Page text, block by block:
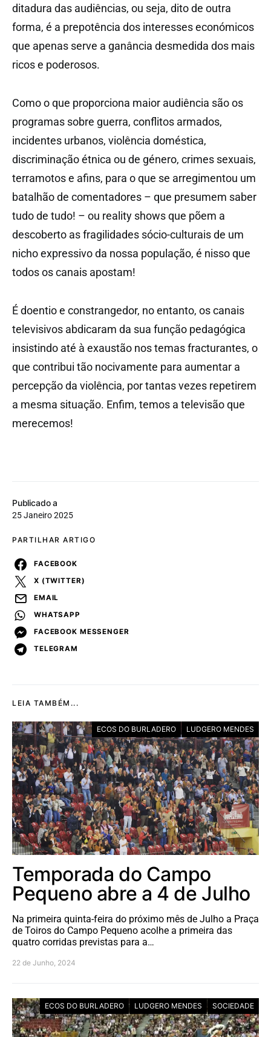
Publicado a
25 Janeiro 2025
PARTILHAR ARTIGO
FACEBOOK
X (TWITTER)
EMAIL
WHATSAPP
FACEBOOK MESSENGER
TELEGRAM
ditadura das audiências, ou seja, dito de outra
forma, é a prepotência dos interesses económicos
que apenas serve a ganância desmedida dos mais
ricos e poderosos.
Como o que proporciona maior audiência são os
programas sobre guerra, conflitos armados,
incidentes urbanos, violência doméstica,
discriminação étnica ou de género, crimes sexuais,
terramotos e afins, para o que se arregimentou um
batalhão de comentadores – que presumem saber
tudo de tudo! – ou reality shows que põem a
descoberto as fragilidades sócio-culturais de um
nicho expressivo da nossa população, é nisso que
todos os canais apostam!
É doentio e constrangedor, no entanto, os canais
televisivos abdicaram da sua função pedagógica
insistindo até à exaustão nos temas fracturantes, o
que contribui tão nocivamente para aumentar a
percepção da violência, por tantas vezes repetirem
a mesma situação. Enfim, temos a televisão que
merecemos!
LEIA TAMBÉM...
ECOS DO BURLADERO LUDGERO MENDES
Temporada do Campo
Pequeno abre a 4 de Julho
Na primeira quinta-feira do próximo mês de Julho a Praça
de Toiros do Campo Pequeno acolhe a primeira das
quatro corridas previstas para a…
22 de Junho, 2024
ECOS DO BURLADERO LUDGERO MENDES SOCIEDADE